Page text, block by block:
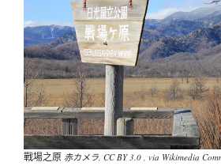
戰場之原 赤カメラ, CC BY 3.0 , via Wikimedia